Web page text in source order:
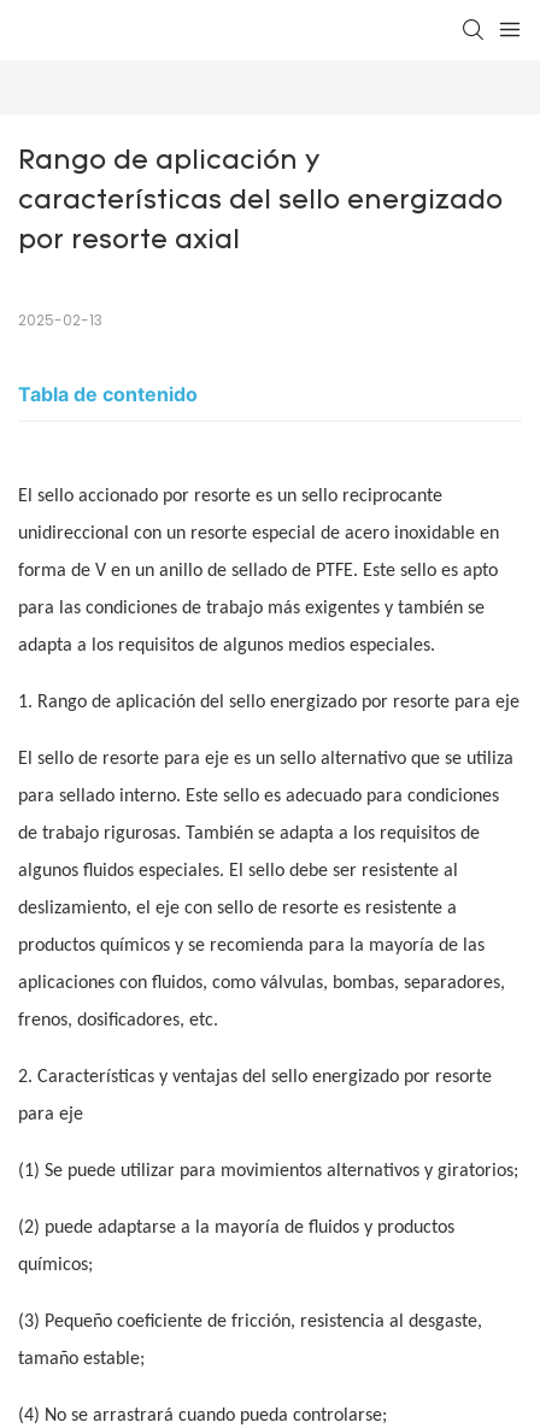
Rango de aplicación y
características del sello energizado
por resorte axial
2025-02-13
Tabla de contenido
El sello accionado por resorte es un sello reciprocante
unidireccional con un resorte especial de acero inoxidable en
forma de V en un anillo de sellado de PTFE. Este sello es apto
para las condiciones de trabajo más exigentes y también se
adapta a los requisitos de algunos medios especiales.
1. Rango de aplicación del sello energizado por resorte para eje
El sello de resorte para eje es un sello alternativo que se utiliza
para sellado interno. Este sello es adecuado para condiciones
de trabajo rigurosas. También se adapta a los requisitos de
algunos fluidos especiales. El sello debe ser resistente al
deslizamiento, el eje con sello de resorte es resistente a
productos químicos y se recomienda para la mayoría de las
aplicaciones con fluidos, como válvulas, bombas, separadores,
frenos, dosificadores, etc.
2. Características y ventajas del sello energizado por resorte
para eje
(1) Se puede utilizar para movimientos alternativos y giratorios;
(2) puede adaptarse a la mayoría de fluidos y productos
químicos;
(3) Pequeño coeficiente de fricción, resistencia al desgaste,
tamaño estable;
(4) No se arrastrará cuando pueda controlarse;